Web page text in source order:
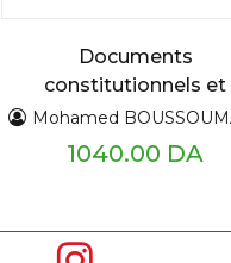
Documents
constitutionnels et
politiques 1919 -
TII
Mohamed
1040.00 DA